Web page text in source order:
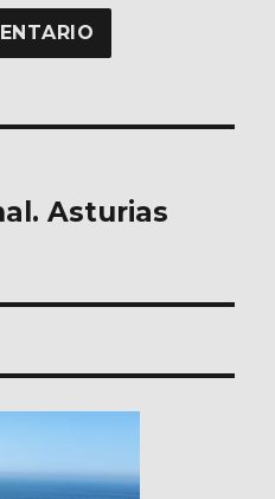
Asturias